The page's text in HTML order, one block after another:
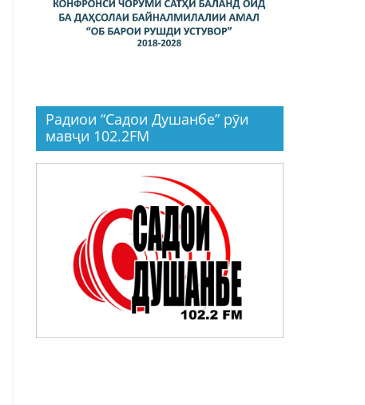
Радиои “Садои Душанбе” рӯи
мавҷи 102.2FM